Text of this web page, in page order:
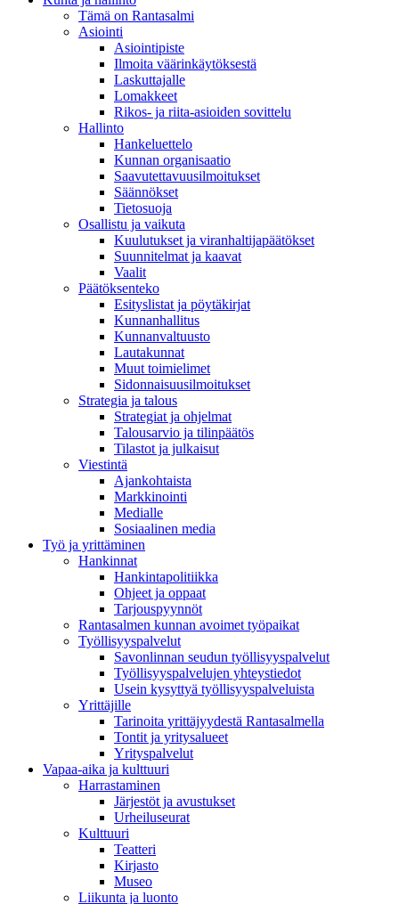
Tämä on Rantasalmi
Asiointi
Asiointipiste
Ilmoita väärinkäytöksestä
Laskuttajalle
Lomakkeet
Rikos- ja riita-asioiden sovittelu
Hallinto
Hankeluettelo
Kunnan organisaatio
Saavutettavuusilmoitukset
Säännökset
Tietosuoja
Osallistu ja vaikuta
Kuulutukset ja viranhaltijapäätökset
Suunnitelmat ja kaavat
Vaalit
Päätöksenteko
Esityslistat ja pöytäkirjat
Kunnanhallitus
Kunnanvaltuusto
Lautakunnat
Muut toimielimet
Sidonnaisuusilmoitukset
Strategia ja talous
Strategiat ja ohjelmat
Talousarvio ja tilinpäätös
Tilastot ja julkaisut
Viestintä
Ajankohtaista
Markkinointi
Medialle
Sosiaalinen media
Työ ja yrittäminen
Hankinnat
Hankintapolitiikka
Ohjeet ja oppaat
Tarjouspyynnöt
Rantasalmen kunnan avoimet työpaikat
Työllisyyspalvelut
Savonlinnan seudun työllisyyspalvelut
Työllisyyspalvelujen yhteystiedot
Usein kysyttyä työllisyyspalveluista
Yrittäjille
Tarinoita yrittäjyydestä Rantasalmella
Tontit ja yritysalueet
Yrityspalvelut
Vapaa-aika ja kulttuuri
Harrastaminen
Järjestöt ja avustukset
Urheiluseurat
Kulttuuri
Teatteri
Kirjasto
Museo
Liikunta ja luonto